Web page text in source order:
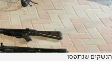
הנשקים שנתפסו